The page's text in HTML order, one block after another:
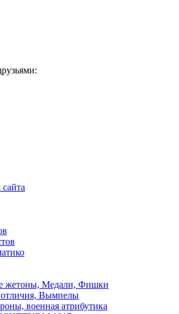
жетоны, Медали, Фишки
отличия, Вымпелы
военная атрибутика